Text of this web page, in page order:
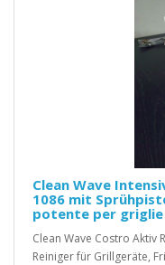
Clean Wave
1086 mit
potente per griglie
Clean Wave Costro Aktiv
Reiniger für Grillgeräte,